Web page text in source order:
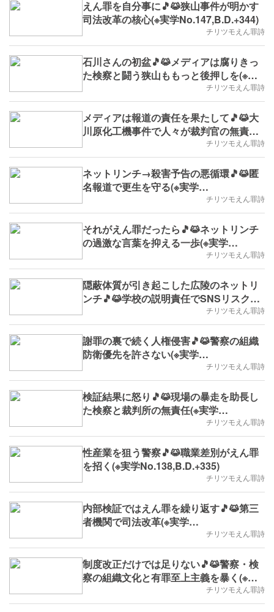
えん罪を自分事に🎵😹狭山事件が明かす
司法改革の核心(※実学No.147,B.D.+344)
チリツモえん罪詩
石川さんの初盆🎵😹メディアは腐りきっ
た検察と闘う狭山ももっと後押しを(※実
チリツモえん罪詩
メディアは報道の責任を果たして🎵😹大
川原化工機事件で人々が裁判官の無責任
を知らない(※実学No.145,B.D.+342)
チリツモえん罪詩
ネットリンチ→殺害予告の悪循環🎵😹匿
名報道で更生を守る(※実学
チリツモえん罪詩
それがえん罪だったら🎵😹ネットリンチ
の過激な言葉を抑える一歩(※実学
No.143,2025/8/11(月)～,B.D.+340)チリツモえん罪詩
隠蔽体質が引き起こした広陵のネットリ
ンチ🎵😹学校の説明責任でSNSリスクか
ら守る第一歩を(※実学No.142,B.D.+339)
チリツモえん罪詩
謝罪の裏で続く人権侵害🎵😹警察の組織
防衛優先を許さない(※実学
チリツモえん罪詩
検証結果に怒り🎵😹現場の暴走を助長し
た検察と裁判所の無責任(※実学
チリツモえん罪詩
性産業を狙う警察🎵😹職業差別がえん罪
を招く(※実学No.138,B.D.+335)
チリツモえん罪詩
内部検証ではえん罪を繰り返す🎵😹第三
者機関で司法改革(※実学
No.136,2025/8/4(月)～,B.D.+333)チリツモえん罪詩
制度改正だけでは足りない🎵😹警察・検
察の組織文化と有罪至上主義を暴く(※実
チリツモえん罪詩